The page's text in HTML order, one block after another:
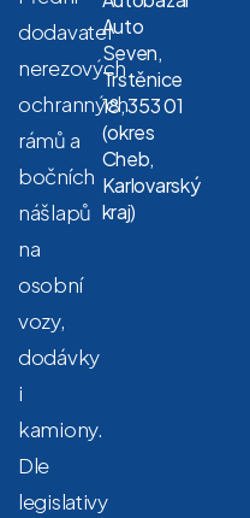
dodavatel
nerezových
ochranných
rámů a
bočních
nášlapů
na
osobní
vozy,
dodávky
i
kamiony.
Dle
legislativy
Auto
Seven,
Trstěnice
18, 353 01
(okres
Cheb,
Karlovarský
kraj)